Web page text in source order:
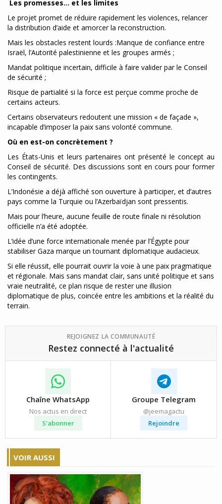
Les promesses… et les limites
Le projet promet de réduire rapidement les violences, relancer
la distribution d’aide et amorcer la reconstruction.
Mais les obstacles restent lourds :Manque de confiance entre
Israël, l’Autorité palestinienne et les groupes armés ;
Mandat politique incertain, difficile à faire valider par le Conseil
de sécurité ;
Risque de partialité si la force est perçue comme proche de
certains acteurs.
Certains observateurs redoutent une mission « de façade »,
incapable d’imposer la paix sans volonté commune.
Où en est-on concrètement ?
Les États-Unis et leurs partenaires ont présenté le concept au
Conseil de sécurité. Des discussions sont en cours pour former
les contingents.
L’Indonésie a déjà affiché son ouverture à participer, et d’autres
pays comme la Turquie ou l’Azerbaïdjan sont pressentis.
Mais pour l’heure, aucune feuille de route finale ni résolution
officielle n’a été adoptée.
L’idée d’une force internationale menée par l’Égypte pour
stabiliser Gaza marque un tournant diplomatique audacieux.
Si elle réussit, elle pourrait ouvrir la voie à une paix pragmatique
et régionale. Mais sans mandat clair, sans unité politique et sans
vraie neutralité, ce plan risque de rester une illusion
diplomatique de plus, coincée entre les ambitions et la réalité du
terrain.
REJOIGNEZ LA COMMUNAUTÉ
Restez connecté à l'actualité
Chaîne WhatsApp
Nos actus en direct
S'abonner
Groupe Telegram
@jeemagactu
Rejoindre
VOIR AUSSI